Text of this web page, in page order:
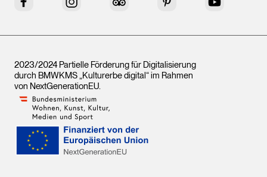
Facebook Instagram Tripadvisor Pinterest YouTube
2023/2024 Partielle Förderung für Digitalisierung
durch BMWKMS „Kulturerbe digital“ im Rahmen
von NextGenerationEU.